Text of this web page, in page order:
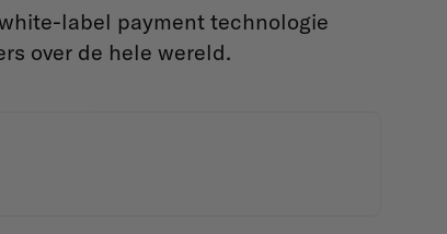
label payment technologie
over de hele wereld.